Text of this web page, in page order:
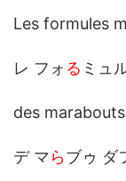
Les formules
レ フォ る ミュ
des
デ マらブゥ ダ